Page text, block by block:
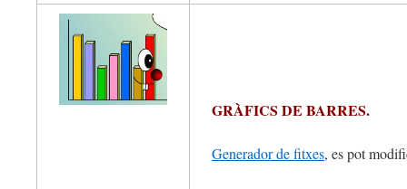
GRÀFICS DE BARRES.
Generador de fitxes, es pot